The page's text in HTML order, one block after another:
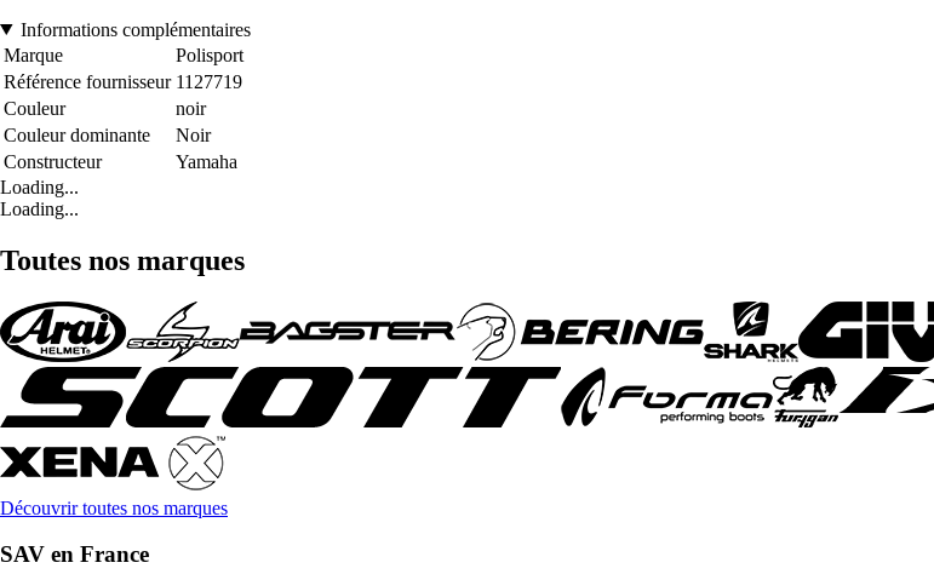
Informations complémentaires
Marque
Polisport
Référence fournisseur 1127719
Couleur
noir
Couleur dominante
Noir
Constructeur
Yamaha
Loading...
Loading...
Toutes nos marques
Découvrir toutes nos marques
SAV en France